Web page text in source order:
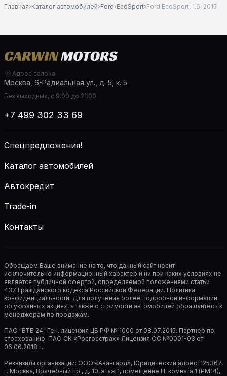
Главная›Каталог автомобилей›Ford›EcoSport›Ford EcoSport, 1.6, 2015
Адрес салона
Москва, 6-Радиальная ул., д. 5, к. 5
Без выходных, с 9:00 до 21:00
+7 499 302 33 69
Спецпредложения!
Каталог автомобилей
Автокредит
Trade-in
Контакты
Обращаем Ваше внимание на то, что данный сайт носит
исключительно информационный характер и ни при каких условиях не
является публичной офертой, определяемой положениями статьи
437 Гражданского кодекса Российской Федерации. Политика
конфиденциальности. Для получения более подробной информации
об указанных акциях, а также о стоимости автомобилей обращайтесь к
менеджерам по продажам.
ПАО "ВТБ 24" Ген. лицензия ЦБ РФ № 1000 от 08.07.2015. Партнер по
страхованию: ПАО СК «Росгосстрах» Лицензия ОС №0001-03 от
06.06.2018 г.
Реквизиты организации: ООО «Авангард», Юридический адрес: 125367,
г. Москва, Врачебный пр., д. 10, этаж 1, помещение III, комната 1 (РМ14),